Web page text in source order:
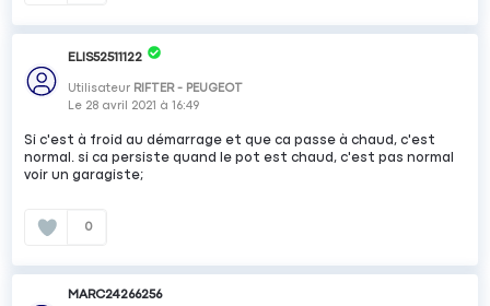
ELIS52511122
Utilisateur RIFTER - PEUGEOT
Le 28 avril 2021 à16:49
Si c'est à froid au démarrage et que ca passe à chaud, c'est
normal. si ca persiste quand le pot est chaud, c'est pas normal
voir un garagiste;
0
MARC24266256